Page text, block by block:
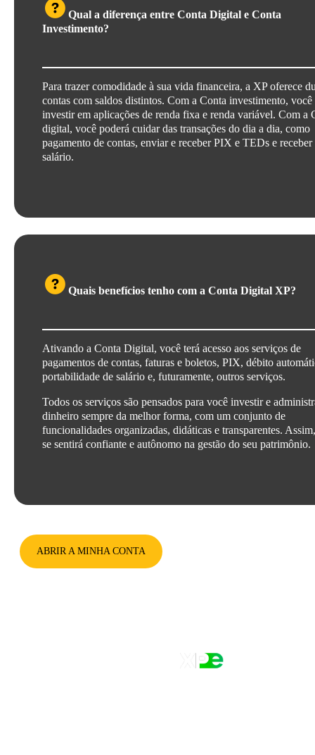
Qual a diferença entre Conta Digital e Conta
Investimento?
Para trazer comodidade à sua vida financeira, a XP oferece
contas com saldos distintos. Com a Conta investimento, você
investir em aplicações de renda fixa e renda variável. Com a
digital, você poderá cuidar das transações do dia a dia, como
pagamento de contas, enviar e receber PIX e TEDs e receber
salário.
Quais benefícios tenho com a Conta Digital XP?
Ativando a Conta Digital, você terá acesso aos serviços de
pagamentos de contas, faturas e boletos, PIX, débito
portabilidade de salário e, futuramente, outros serviços.
Todos os serviços são pensados para você investir e
dinheiro sempre da melhor forma, com um conjunto de
funcionalidades organizadas, didáticas e transparentes.
se sentirá confiante e autônomo na gestão do seu patrimônio.
ABRIR A MINHA CONTA